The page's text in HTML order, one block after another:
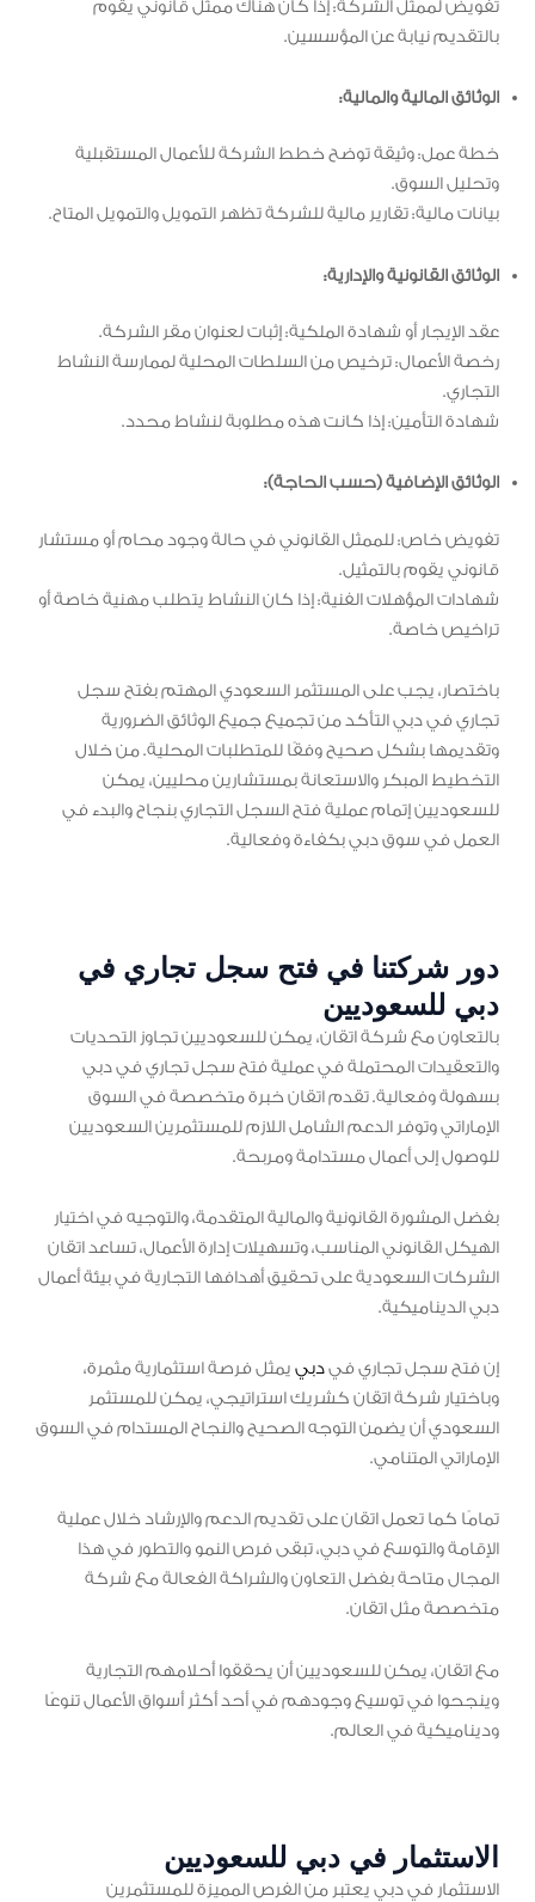
تفويض لممثل الشركة: إذا كان هناك ممثل قانوني يقوم
بالتقديم نيابة عن المؤسسين.
الوثائق المالية والمالية:
خطة عمل: وثيقة توضح خطط الشركة للأعمال المستقبلية
وتحليل السوق.
بيانات مالية: تقارير مالية للشركة تظهر التمويل والتمويل المتاح.
الوثائق القانونية والإدارية:
عقد الإيجار أو شهادة الملكية: إثبات لعنوان مقر الشركة.
رخصة الأعمال: ترخيص من السلطات المحلية لممارسة النشاط
التجاري.
شهادة التأمين: إذا كانت هذه مطلوبة لنشاط محدد.
الوثائق الإضافية (حسب الحاجة):
تفويض خاص: للممثل القانوني في حالة وجود محام أو مستشار
قانوني يقوم بالتمثيل.
شهادات المؤهلات الفنية: إذا كان النشاط يتطلب مهنية خاصة أو
تراخيص خاصة.
باختصار، يجب على المستثمر السعودي المهتم بفتح سجل
تجاري في دبي التأكد من تجميع جميع الوثائق الضرورية
وتقديمها بشكل صحيح وفقًا للمتطلبات المحلية. من خلال
التخطيط المبكر والاستعانة بمستشارين محليين، يمكن
للسعوديين إتمام عملية فتح السجل التجاري بنجاح والبدء في
العمل في سوق دبي بكفاءة وفعالية.
دور شركتنا في فتح سجل تجاري في
دبي للسعوديين
بالتعاون مع شركة اتقان، يمكن للسعوديين تجاوز التحديات
والتعقيدات المحتملة في عملية فتح سجل تجاري في دبي
بسهولة وفعالية. تقدم اتقان خبرة متخصصة في السوق
الإماراتي وتوفر الدعم الشامل اللازم للمستثمرين السعوديين
للوصول إلى أعمال مستدامة ومربحة.
بفضل المشورة القانونية والمالية المتقدمة، والتوجيه في اختيار
الهيكل القانوني المناسب، وتسهيلات إدارة الأعمال، تساعد اتقان
الشركات السعودية على تحقيق أهدافها التجارية في بيئة أعمال
دبي الديناميكية.
إن فتح سجل تجاري فيدبي يمثل فرصة استثمارية مثمرة،
وباختيار شركة اتقان كشريك استراتيجي، يمكن للمستثمر
السعودي أن يضمن التوجه الصحيح والنجاح المستدام في السوق
الإماراتي المتنامي.
تمامًا كما تعمل اتقان على تقديم الدعم والإرشاد خلال عملية
الإقامة والتوسع في دبي، تبقى فرص النمو والتطور في هذا
المجال متاحة بفضل التعاون والشراكة الفعالة مع شركة
متخصصة مثل اتقان.
مع اتقان، يمكن للسعوديين أن يحققوا أحلامهم التجارية
وينجحوا في توسيع وجودهم في أحد أكثر أسواق الأعمال تنوعًا
وديناميكية في العالم.
الاستثمار في دبي للسعوديين
الاستثمار في دبي يعتبر من الفرص المميزة للمستثمرين